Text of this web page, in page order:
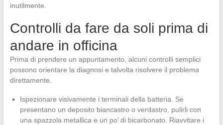
inutilmente.
Controlli da fare da soli prima di
andare in officina
Prima di prendere un appuntamento, alcuni controlli semplici
possono orientare la diagnosi e talvolta risolvere il problema
direttamente.
Ispezionare visivamente i terminali della batteria. Se
presentano un deposito biancastro o verdastro, pulirli con
una spazzola metallica e un po’ di bicarbonato. Riavvitare i